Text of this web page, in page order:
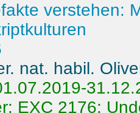
verstehen:
nat. habil.
EXC 2176: